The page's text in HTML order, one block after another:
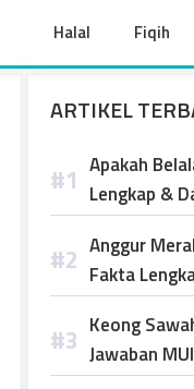
Halal Fiqih
ARTIKEL
Apakah
Lengkap &
Anggur
Fakta
Keong
Jawaban